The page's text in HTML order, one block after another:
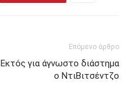
Επόμενο άρθρο
Εκτός για άγνωστο διάστημα
ο ΝτιΒιτσέντζο